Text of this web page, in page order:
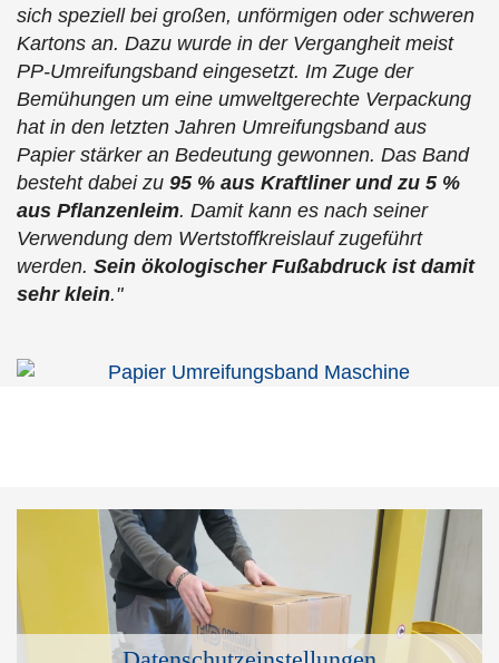
sich speziell bei großen, unförmigen oder schweren
Kartons an. Dazu wurde in der Vergangheit meist
PP-Umreifungsband eingesetzt. Im Zuge der
Bemühungen um eine umweltgerechte Verpackung
hat in den letzten Jahren Umreifungsband aus
Papier stärker an Bedeutung gewonnen. Das Band
besteht dabei zu 95 % aus Kraftliner und zu 5 %
aus Pflanzenleim. Damit kann es nach seiner
Verwendung dem Wertstoffkreislauf zugeführt
werden. Sein ökologischer Fußabdruck ist damit
sehr klein."